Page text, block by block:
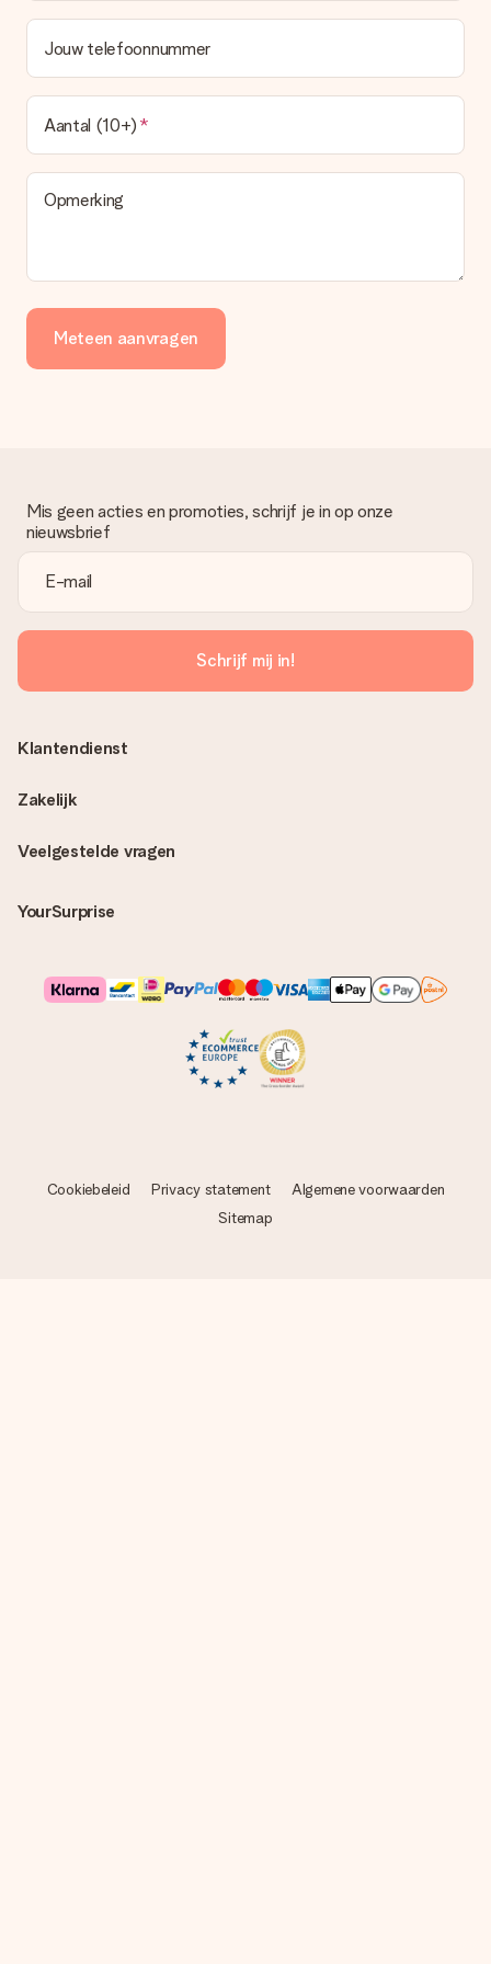
Jouw telefoonnummer
Aantal (10+)
Opmerking
Meteen aanvragen
Mis geen acties en promoties, schrijf je in op onze
nieuwsbrief
Schrijf mij in!
Veelgestelde vragen
YourSurprise
Klantendienst
Zakelijk
Cookiebeleid Privacy statement
Algemene voorwaarden
Sitemap